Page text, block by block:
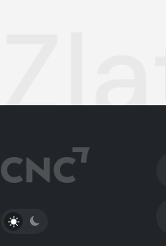
PŘEPNOUT SVĚTLÝ/TMAVÝ REŽIM